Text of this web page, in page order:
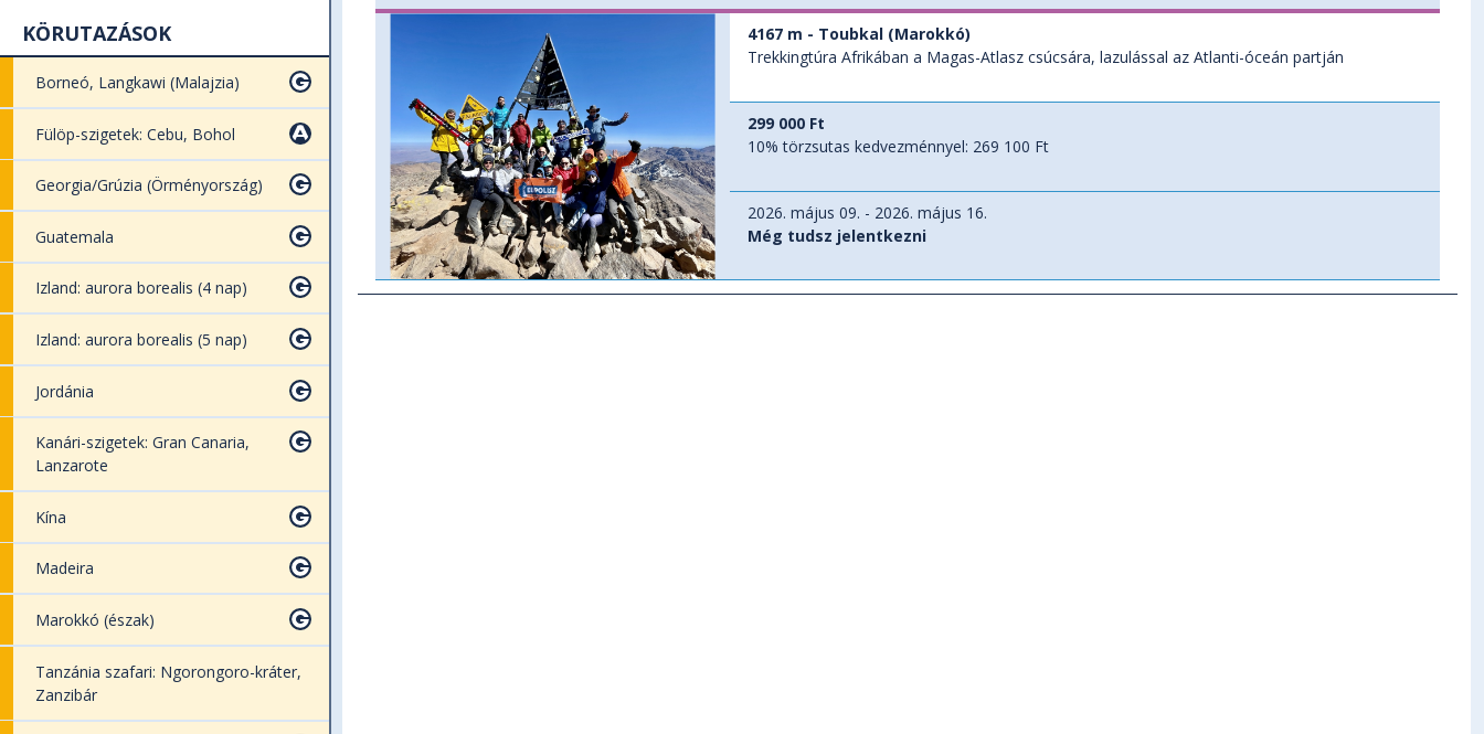
KÖRUTAZÁSOK
Borneó, Langkawi (Malajzia)
Fülöp-szigetek: Cebu, Bohol
Georgia/Grúzia (Örményország)
Guatemala
Izland: aurora borealis (4 nap)
Izland: aurora borealis (5 nap)
Jordánia
Kanári-szigetek: Gran Canaria,
Lanzarote
Kína
Madeira
Marokkó (észak)
Tanzánia szafari: Ngorongoro-kráter,
Zanzibár
4167 m - Toubkal (Marokkó)
Trekkingtúra Afrikában a Magas-Atlasz csúcsára, lazulással az Atlanti-óceán partján
299 000 Ft
10% törzsutas kedvezménnyel: 269 100 Ft
2026. május 09. - 2026. május 16.
Még tudsz jelentkezni